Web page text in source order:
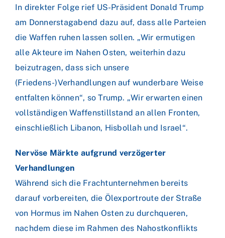
In direkter Folge rief US-Präsident Donald Trump
am Donnerstagabend dazu auf, dass alle Parteien
die Waffen ruhen lassen sollen. „Wir ermutigen
alle Akteure im Nahen Osten, weiterhin dazu
beizutragen, dass sich unsere
(Friedens-)Verhandlungen auf wunderbare Weise
entfalten können“, so Trump. „Wir erwarten einen
vollständigen Waffenstillstand an allen Fronten,
einschließlich Libanon, Hisbollah und Israel“.
Nervöse Märkte aufgrund verzögerter
Verhandlungen
Während sich die Frachtunternehmen bereits
darauf vorbereiten, die Ölexportroute der Straße
von Hormus im Nahen Osten zu durchqueren,
nachdem diese im Rahmen des Nahostkonflikts